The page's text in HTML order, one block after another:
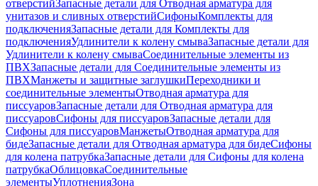
отверстийЗапасные детали для Отводная арматура для
унитазов и сливных отверстийСифоныКомплекты для
подключенияЗапасные детали для Комплекты для
подключенияУдлинители к колену смываЗапасные детали для
Удлинители к колену смываСоединительные элементы из
ПВХЗапасные детали для Соединительные элементы из
ПВХМанжеты и защитные заглушкиПереходники и
соединительные элементыОтводная арматура для
писсуаровЗапасные детали для Отводная арматура для
писсуаровCифоны для писсуаровЗапасные детали для
Cифоны для писсуаровМанжетыОтводная арматура для
бидеЗапасные детали для Отводная арматура для бидеСифоны
для колена патрубкаЗапасные детали для Сифоны для колена
патрубкаОблицовкаСоединительные
элементыУплотненияЗона